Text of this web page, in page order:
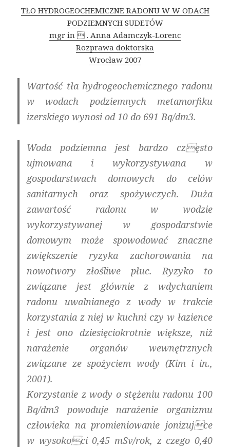
TŁO HYDROGEOCHEMICZNE RADONU W W ODACH
PODZIEMNYCH SUDETÓW
mgr in  . Anna Adamczyk-Lorenc
Rozprawa doktorska
Wrocław 2007
Wartość tła hydrogeochemicznego radonu
w wodach podziemnych metamorfiku
izerskiego wynosiod 10 do 691 Bq/dm3.
Woda podziemna jest bardzo często
ujmowana i wykorzystywana w
gospodarstwach domowych do celów
sanitarnych oraz spożywczych. Duża
zawartość radonu w wodzie
wykorzystywanej w gospodarstwie
domowym może spowodować znaczne
zwiększenie ryzyka zachorowania na
nowotwory złośliwe płuc. Ryzyko to
związane jest głównie z wdychaniem
radonu uwalnianego z wody w trakcie
korzystania z niej w kuchni czy w łazience
i jest ono dziesięciokrotnie większe, niż
narażenie organów wewnętrznych
związane ze spożyciem wody (Kim i in.,
2001).
Korzystanie z wody o stężeniu radonu 100
Bq/dm3 powoduje narażenie organizmu
człowieka na promieniowanie jonizujce
w wysokoci 0,45 mSv/rok, z czego 0,40